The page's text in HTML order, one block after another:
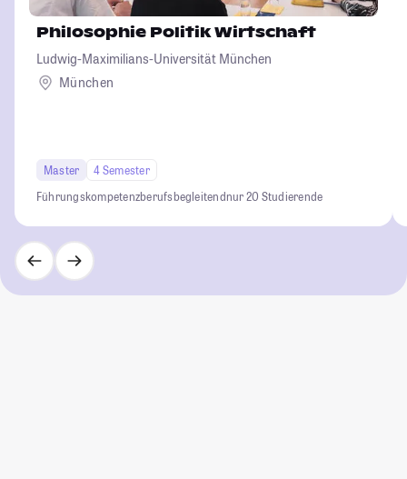
Philosophie Politik Wirtschaft
Ludwig-Maximilians-Universität München
München
Master
4 Semester
Führungskompetenzberufsbegleitendnur 20 Studierende